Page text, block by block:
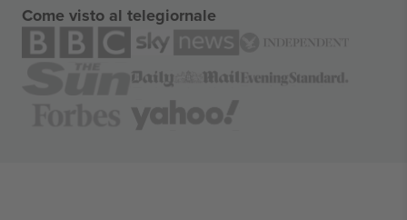
Come visto al telegiornale